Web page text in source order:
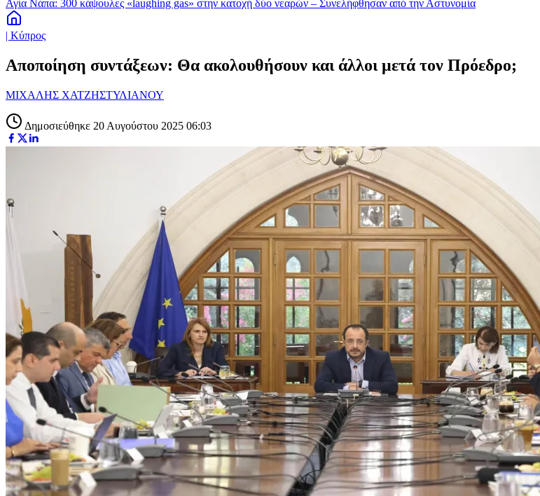
Αγία Νάπα: 300 κάψουλες «laughing gas» στην κατοχή δύο νεαρών – Συνελήφθησαν από την Αστυνομία
| Κύπρος
Αποποίηση συντάξεων: Θα ακολουθήσουν και άλλοι μετά τον Πρόεδρο;
ΜΙΧΑΛΗΣ ΧΑΤΖΗΣΤΥΛΙΑΝΟΥ
Δημοσιεύθηκε 20 Αυγούστου 2025 06:03